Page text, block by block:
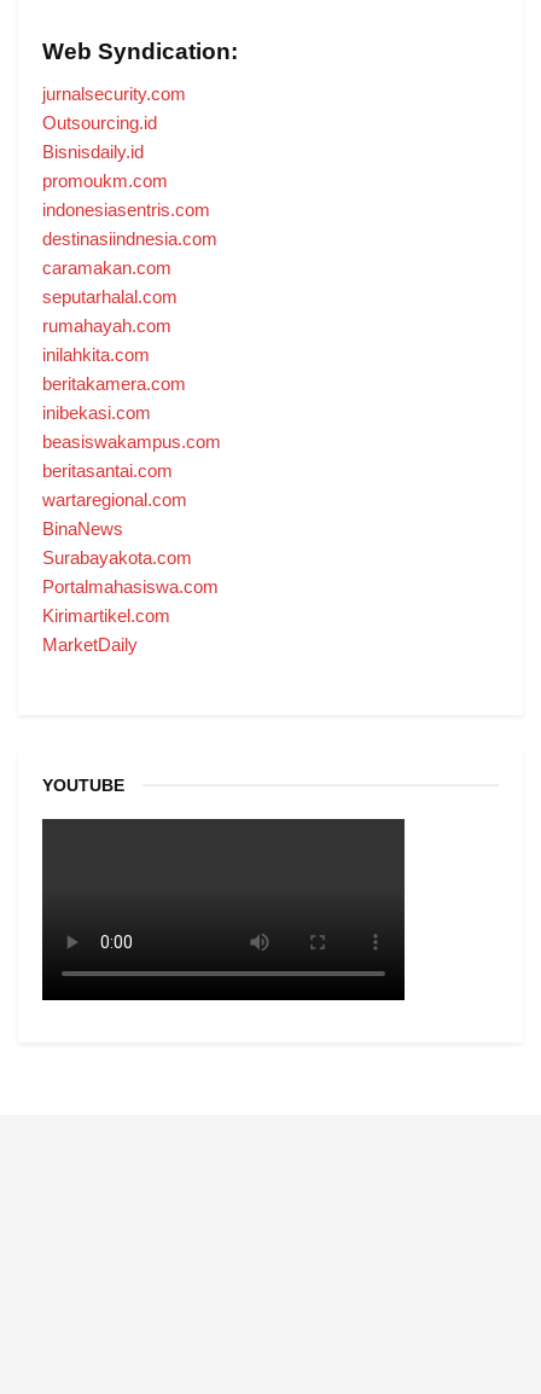
Web Syndication:
jurnalsecurity.com
Outsourcing.id
Bisnisdaily.id
promoukm.com
indonesiasentris.com
destinasiindnesia.com
caramakan.com
seputarhalal.com
rumahayah.com
inilahkita.com
beritakamera.com
inibekasi.com
beasiswakampus.com
beritasantai.com
wartaregional.com
BinaNews
Surabayakota.com
Portalmahasiswa.com
Kirimartikel.com
MarketDaily
YOUTUBE